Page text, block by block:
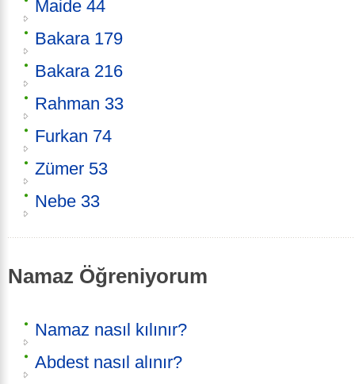
Maide 44
Bakara 179
Bakara 216
Rahman 33
Furkan 74
Zümer 53
Nebe 33
Namaz Öğreniyorum
Namaz nasıl kılınır?
Abdest nasıl alınır?